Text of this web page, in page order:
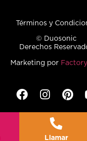
Términos y
© Duosonic
Derechos
Marketing por
Llamar